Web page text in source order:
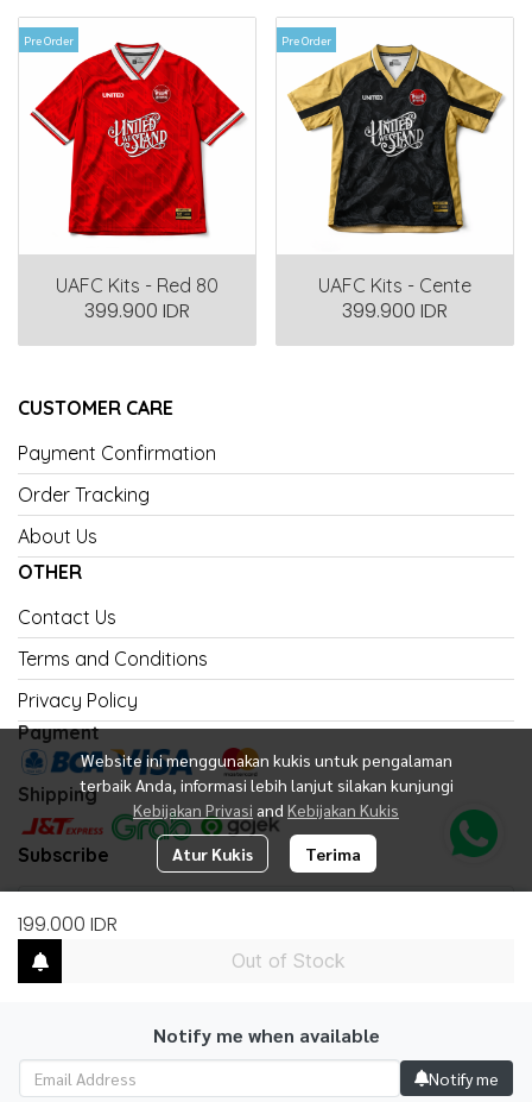
Pre Order
UAFC Kits - Red 80
399.900 IDR
Pre Order
UAFC Kits - Cente
399.900 IDR
199.000 IDR
Out of Stock
Notify me when available
Notify me
Website ini menggunakan kukis untuk pengalaman
terbaik Anda, informasi lebih lanjut silakan kunjungi
Kebijakan Privasi and Kebijakan Kukis
Atur Kukis Terima
CUSTOMER CARE
Payment Confirmation
Order Tracking
About Us
OTHER
Contact Us
Terms and Conditions
Privacy Policy
Payment
Shipping
Subscribe
Subscribe
Copyright 2026 | All Rights Reserved | Powered by United Fan Shop
Indonesia